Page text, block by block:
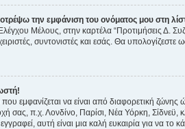
την εμφάνιση του ονόματος μου στη
Μέλους, στην καρτέλα “Προτιμήσεις Δ.
συντονιστές και εσάς. Θα
εμφανίζεται να είναι από διαφορετική
σας, π.χ. Λονδίνο, Παρίσι, Νέα Υόρκη,
αυτή είναι μια καλή ευκαιρία για να το